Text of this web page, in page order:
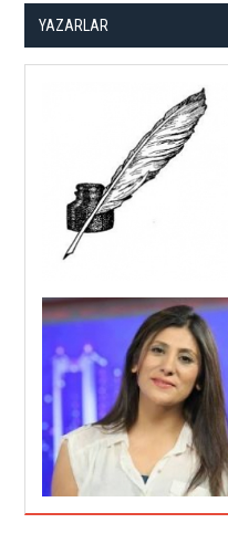
YAZARLAR